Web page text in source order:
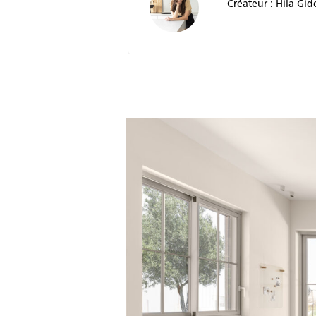
Créateur : Hila